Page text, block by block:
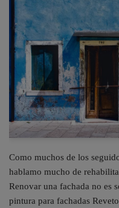
Como muchos de los
hablamo mucho de
Renovar una fachada no es
pintura para fachadas